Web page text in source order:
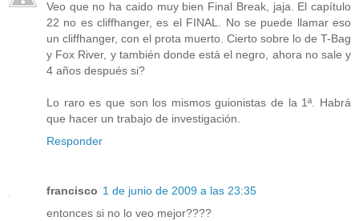
Veo que no ha caido muy bien Final Break, jaja. El capítulo
22 no es cliffhanger, es el FINAL. No se puede llamar eso
un cliffhanger, con el prota muerto. Cierto sobre lo de T-Bag
y Fox River, y también donde está el negro, ahora no sale y
4 años después si?
Lo raro es que son los mismos guionistas de la 1ª. Habrá
que hacer un trabajo de investigación.
Responder
francisco 1 de junio de 2009 a las 23:35
entonces si no lo veo mejor????